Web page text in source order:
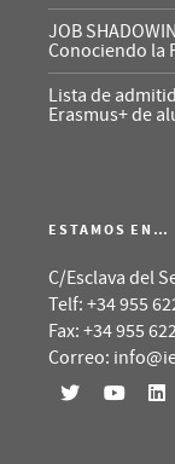
JOB
Conociendo la
Lista de
Erasmus+ de
ESTAMOS EN…
C/Esclava del
Telf: +34 955
Fax: +34 955
Correo: